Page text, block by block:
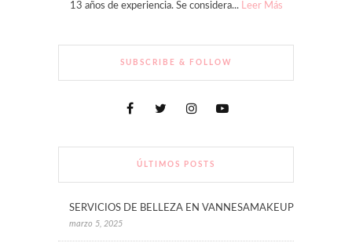
13 años de experiencia. Se considera... Leer Más
SUBSCRIBE & FOLLOW
ÚLTIMOS POSTS
SERVICIOS DE BELLEZA EN VANNESAMAKEUP
marzo 5, 2025